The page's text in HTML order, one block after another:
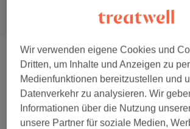
Damen - Sugaring ( 16)
Herren - Sugaring (12)
Damen - Schokoladenwachs Für
Wir verwenden eigene Cookies und
Dritten, um Inhalte und Anzeigen zu
Medienfunktionen bereitzustellen und
Datenverkehr zu analysieren. Wir
Informationen über die Nutzung
unsere Partner für soziale Medien,